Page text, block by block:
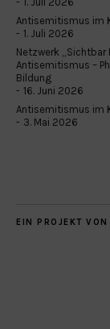
Antisemitismus im
1. Juli 2026
Netzwerk „Sichtbar
Antisemitismus –
Bildung
16. Juni 2026
Antisemitismus im
3. Mai 2026
EIN PROJEKT VON